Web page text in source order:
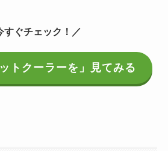
すぐチェック！／
トクーラーを」見てみる